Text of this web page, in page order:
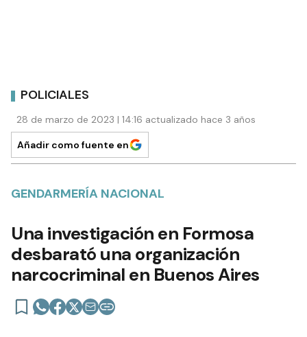
POLICIALES
28 de marzo de 2023 | 14:16 actualizado hace 3 años
Añadir como fuente en
GENDARMERÍA NACIONAL
Una investigación en Formosa
desbarató una organización
narcocriminal en Buenos Aires